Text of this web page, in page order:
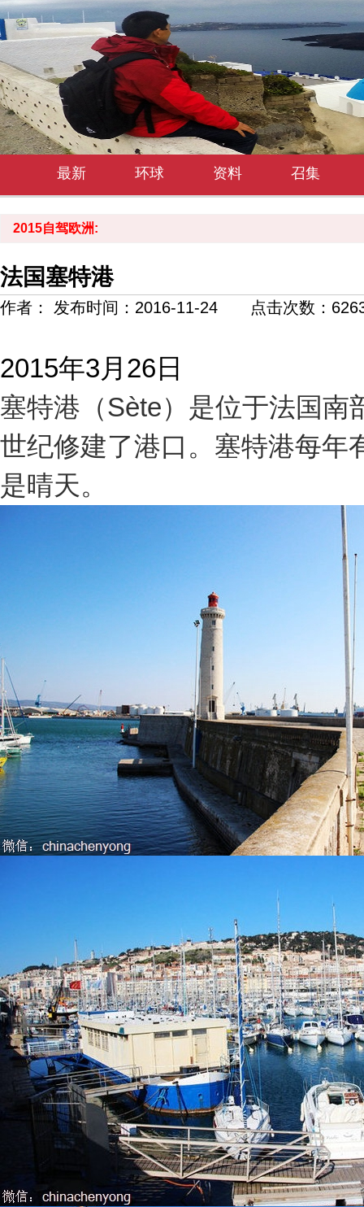
最新 环球 资料 召集
2015自驾欧洲:
法国塞特港
作者： 发布时间：2016-11-24 点击次数：
2015年3月 26 日
塞特港（Sète）是位于法国南
世纪修建了港口。塞特港每年
是晴天。